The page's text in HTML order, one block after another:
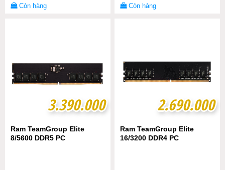
Còn hàng Còn hàng
3.390.000
3.390.000
Ram TeamGroup Elite
8/5600 DDR5 PC
2.690.000
2.690.000
Ram TeamGroup Elite
16/3200 DDR4 PC